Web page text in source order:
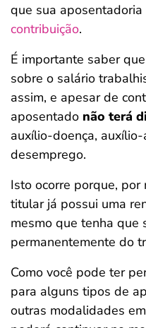
que sua
contribuição.
É importante saber
sobre o salário
assim, e apesar de
aposentado não terá
auxílio-doença,
desemprego.
Isto ocorre porque,
titular já possui uma
mesmo que tenha que
permanentemente do
Como você pode ter
para alguns tipos de
outras modalidades